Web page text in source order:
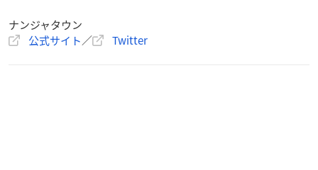
ナンジャタウン
公式サイト／ Twitter